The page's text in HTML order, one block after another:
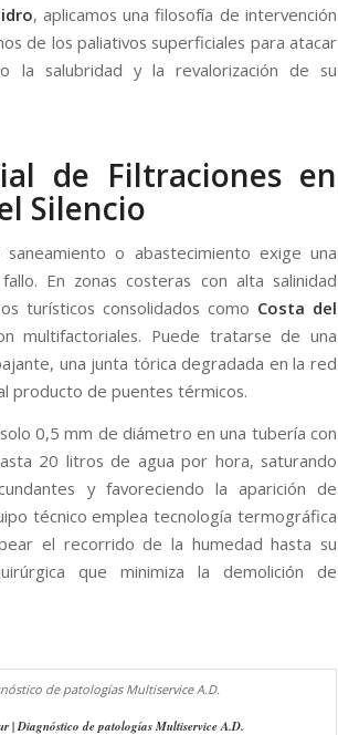
, aplicamos una filosofía de intervención
de los paliativos superficiales para atacar
la salubridad y la revalorización de su
de Filtraciones en
Silencio
o abastecimiento exige una
En zonas costeras con alta salinidad
turísticos consolidados como Costa del
multifactoriales. Puede tratarse de una
una junta tórica degradada en la red
producto de puentes térmicos.
0,5 mm de diámetro en una tubería con
20 litros de agua por hora, saturando
y favoreciendo la aparición de
técnico emplea tecnología termográfica
el recorrido de la humedad hasta su
que minimiza la demolición de
| Diagnóstico de patologías Multiservice A.D.